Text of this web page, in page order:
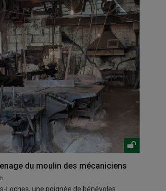
du moulin des mécaniciens
Loches, une poignée de bénévoles